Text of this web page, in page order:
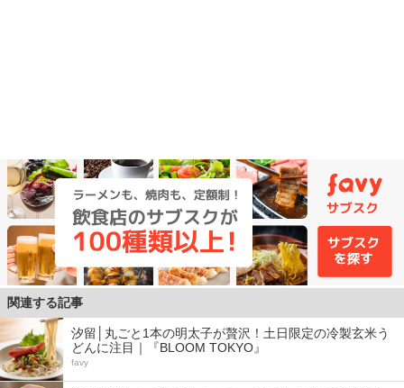
関連する記事
汐留│丸ごと1本の明太子が贅沢！土日限定の冷製玄米う
どんに注目｜『BLOOM TOKYO』
favy